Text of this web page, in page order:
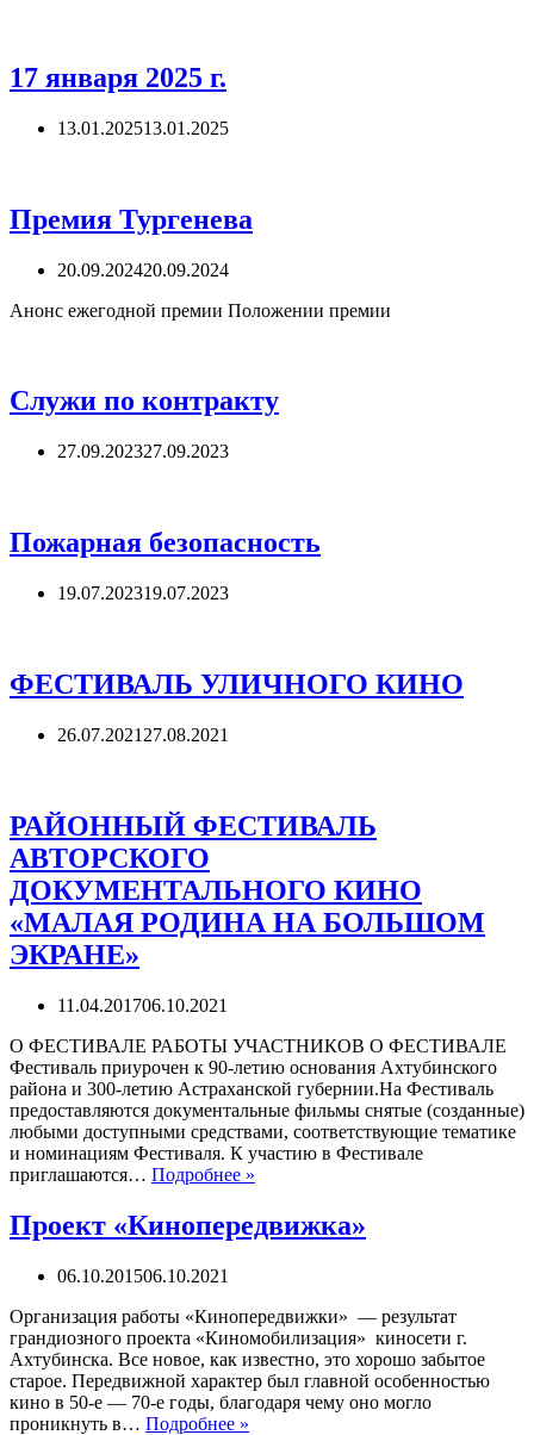
17 января 2025 г.
13.01.202513.01.2025
Премия Тургенева
20.09.202420.09.2024
Анонс ежегодной премии Положении премии
Служи по контракту
27.09.202327.09.2023
Пожарная безопасность
19.07.202319.07.2023
ФЕСТИВАЛЬ УЛИЧНОГО КИНО
26.07.2021 27.08.2021
РАЙОННЫЙ ФЕСТИВАЛЬ
АВТОРСКОГО
ДОКУМЕНТАЛЬНОГО КИНО
«МАЛАЯ РОДИНА НА БОЛЬШОМ
ЭКРАНЕ»
11.04.201706.10.2021
О ФЕСТИВАЛЕ РАБОТЫ УЧАСТНИКОВ О ФЕСТИВАЛЕ
Фестиваль приурочен к 90-летию основания Ахтубинского
района и 300-летию Астраханской губернии.На Фестиваль
предоставляются документальные фильмы снятые (созданные)
любыми доступными средствами, соответствующие тематике
и номинациям Фестиваля. К участию в Фестивале
приглашаются… Подробнее »
ДОКУМЕНТАЛЬНОГО
НА
БОЛЬШОМ
ЭКРАНЕ»
Проект «Кинопередвижка»
06.10.201506.10.2021
Организация работы «Кинопередвижки» — результат
грандиозного проекта «Киномобилизация» киносети г.
Ахтубинска. Все новое, как известно, это хорошо забытое
старое. Передвижной характер был главной особенностью
кино в 50-е — 70-е годы, благодаря чему оно могло
проникнуть в… Подробнее »